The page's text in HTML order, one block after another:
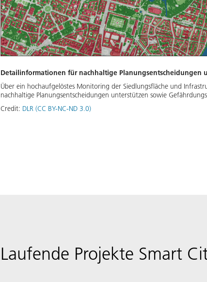
Detailinformationen für nachhaltige Planungsentscheidungen
Über ein hochaufgelöstes Monitoring der Siedlungsfläche und
nachhaltige Planungsentscheidungen unterstützen sowie
Credit: DLR (CC BY-NC-ND 3.0)
Laufende Projekte Smart